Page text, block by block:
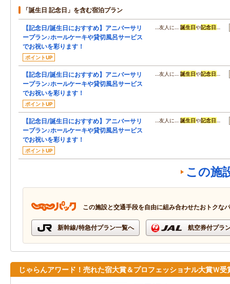
「誕生日 記念日」を含む宿泊プラン
【記念日/誕生日におすすめ】アニバーサリ
ープラン♪ホールケーキや貸切風呂サービス
でお祝いを彩ります！
ポイントUP
…友人に…誕生日や記念日 …
【記念日/誕生日におすすめ】アニバーサリ
ープラン♪ホールケーキや貸切風呂サービス
でお祝いを彩ります！
ポイントUP
…友人に…誕生日や記念日 …
【記念日/誕生日におすすめ】アニバーサリ
ープラン♪ホールケーキや貸切風呂サービス
でお祝いを彩ります！
ポイントUP
…友人に…誕生日や記念日 …
この施
この施設と交通手段を自由に組み合わせたおトクな
新幹線/特急付プラン一覧へ 航空券付プラ
じゃらんアワード！売れた宿大賞＆プロフェッショナル大賞Ｗ受